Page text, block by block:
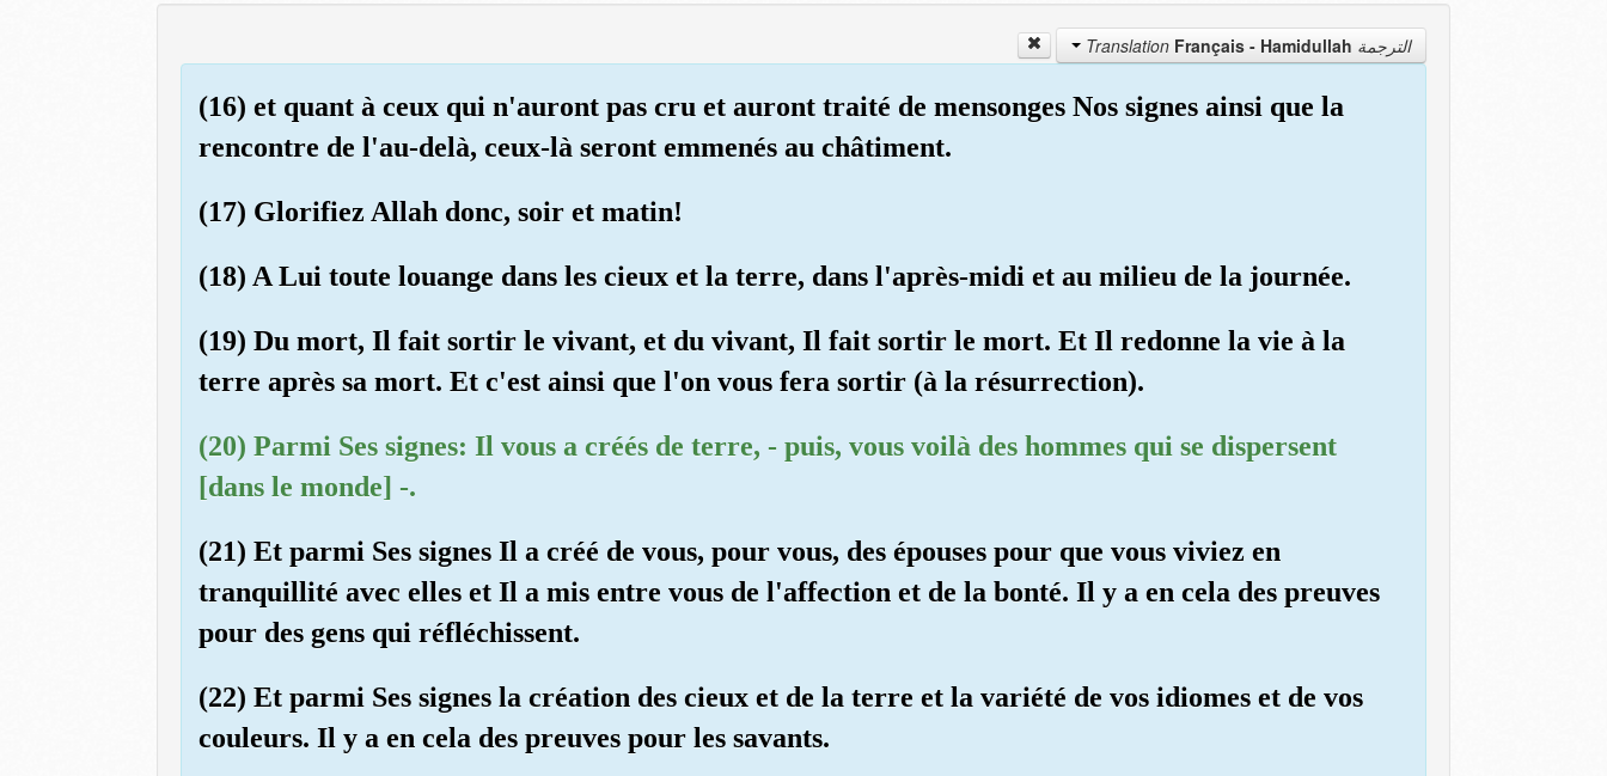
الترجمة Translation Français - Hamidullah
(16) et quant à ceux qui n'auront pas cru et auront traité de mensonges Nos signes ainsi que la
rencontre de l'au-delà, ceux-là seront emmenés au châtiment.
(17) Glorifiez Allah donc, soir et matin!
(18) A Lui toute louange dans les cieux et la terre, dans l'après-midi et au milieu de la journée.
(19) Du mort, Il fait sortir le vivant, et du vivant, Il fait sortir le mort. Et Il redonne la vie à la
terre après sa mort. Et c'est ainsi que l'on vous fera sortir (à la résurrection).
(20) Parmi Ses signes: Il vous a créés de terre, - puis, vous voilà des hommes qui se dispersent
[dans le monde] -.
(21) Et parmi Ses signes Il a créé de vous, pour vous, des épouses pour que vous viviez en
tranquillité avec elles et Il a mis entre vous de l'affection et de la bonté. Il y a en cela des preuves
pour des gens qui réfléchissent.
(22) Et parmi Ses signes la création des cieux et de la terre et la variété de vos idiomes et de vos
couleurs. Il y a en cela des preuves pour les savants.